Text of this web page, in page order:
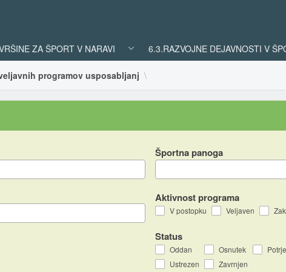
ZA ŠPORT V NARAVI 6.3.RAZVOJNE DEJAVNOSTI V
programov usposabljanj
Športna panoga
Aktivnost programa
V postopku Veljaven
Status
Oddan Osnutek
Ustrezen
Zavrnjen